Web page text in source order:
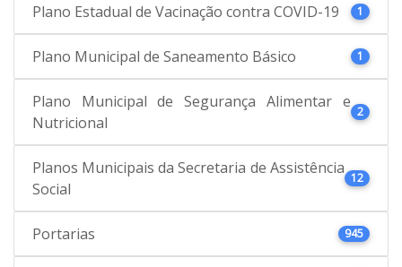
Plano Estadual de Vacinação contra COVID-19 1
Plano Municipal de Saneamento Básico 1
Plano Municipal de Segurança Alimentar e
Nutricional
2
Planos Municipais da Secretaria de Assistência
Social
12
Portarias 945